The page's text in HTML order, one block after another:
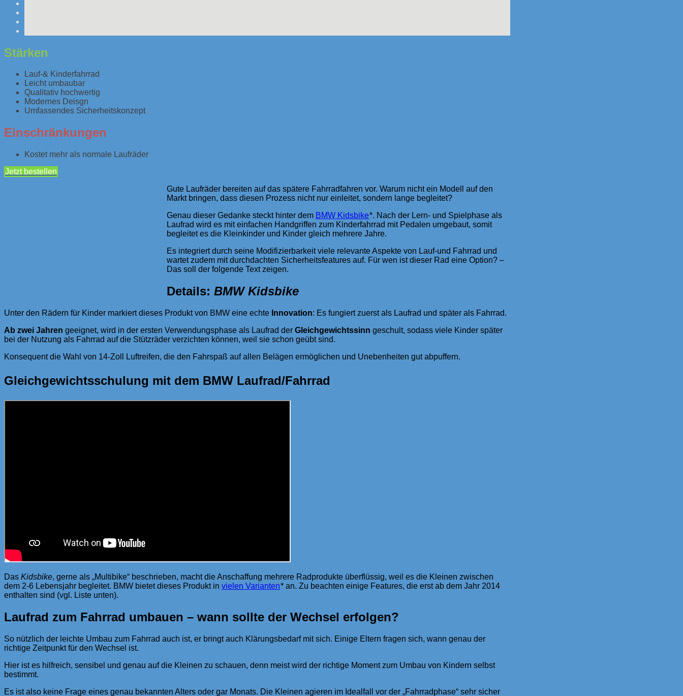
Stärken
Lauf-& Kinderfahrrad
Leicht umbaubar
Qualitativ hochwertig
Modernes Deisgn
Umfassendes Sicherheitskonzept
Einschränkungen
Kostet mehr als normale Laufräder
Jetzt bestellen
Gute Laufräder bereiten auf das spätere Fahrradfahren vor. Warum nicht ein Modell auf den
Markt bringen, dass diesen Prozess nicht nur einleitet, sondern lange begleitet?
Genau dieser Gedanke steckt hinter dem BMW Kidsbike*. Nach der Lern- und Spielphase als
Laufrad wird es mit einfachen Handgriffen zum Kinderfahrrad mit Pedalen umgebaut, somit
begleitet es die Kleinkinder und Kinder gleich mehrere Jahre.
Es integriert durch seine Modifizierbarkeit viele relevante Aspekte von Lauf-und Fahrrad und
wartet zudem mit durchdachten Sicherheitsfeatures auf. Für wen ist dieser Rad eine Option? –
Das soll der folgende Text zeigen.
Details: BMW Kidsbike
Unter den Rädern für Kinder markiert dieses Produkt von BMW eine echte Innovation: Es fungiert zuerst als Laufrad und später als Fahrrad.
Ab zwei Jahren geeignet, wird in der ersten Verwendungsphase als Laufrad der Gleichgewichtssinn geschult, sodass viele Kinder später
bei der Nutzung als Fahrrad auf die Stützräder verzichten können, weil sie schon geübt sind.
Konsequent die Wahl von 14-Zoll Luftreifen, die den Fahrspaß auf allen Belägen ermöglichen und Unebenheiten gut abpuffern.
Gleichgewichtsschulung mit dem BMW Laufrad/Fahrrad
Das Kidsbike, gerne als „Multibike“ beschrieben, macht die Anschaffung mehrere Radprodukte überflüssig, weil es die Kleinen zwischen
dem 2-6 Lebensjahr begleitet. BMW bietet dieses Produkt in vielen Varianten* an. Zu beachten einige Features, die erst ab dem Jahr 2014
enthalten sind (vgl. Liste unten).
Laufrad zum Fahrrad umbauen – wann sollte der Wechsel erfolgen?
So nützlich der leichte Umbau zum Fahrrad auch ist, er bringt auch Klärungsbedarf mit sich. Einige Eltern fragen sich, wann genau der
richtige Zeitpunkt für den Wechsel ist.
Hier ist es hilfreich, sensibel und genau auf die Kleinen zu schauen, denn meist wird der richtige Moment zum Umbau von Kindern selbst
bestimmt.
Es ist also keine Frage eines genau bekannten Alters oder gar Monats. Die Kleinen agieren im Idealfall vor der „Fahrradphase“ sehr sicher